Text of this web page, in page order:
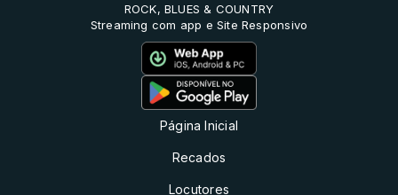
ROCK, BLUES & COUNTRY
Streaming com app e Site Responsivo
Página Inicial
Recados
Locutores